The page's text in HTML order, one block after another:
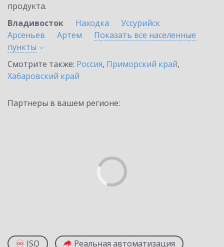
продукта.
Владивосток
Находка
Уссурийск
Арсеньев
Артем
Показать все населенные
пункты
Смотрите также: Россия, Приморский край,
Хабаровский край
Партнеры в вашем регионе:
ISO Реальная автоматизация